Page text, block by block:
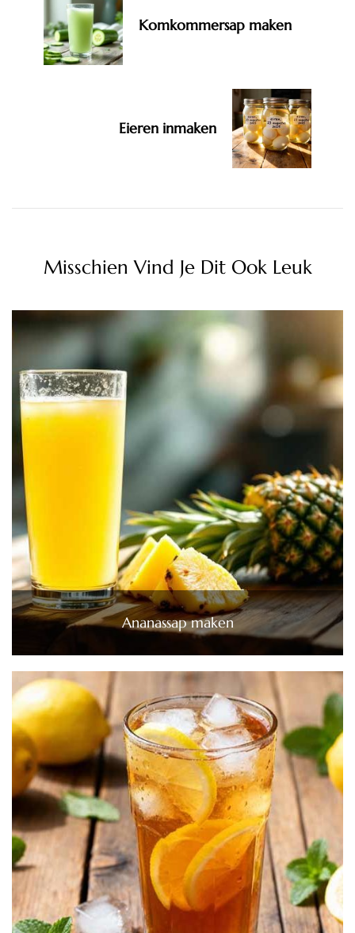
Komkommersap maken
Eieren inmaken
Misschien Vind Je Dit Ook Leuk
Ananassap maken